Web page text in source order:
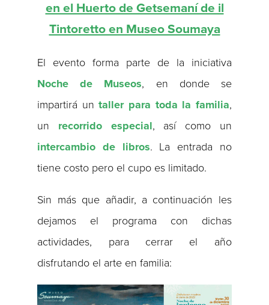
en el Huerto de Getsemaní de il
Tintoretto en Museo Soumaya
El evento forma parte de la iniciativa
Noche de Museos, en donde se
impartirá un taller para toda la familia,
un recorrido especial, así como un
intercambio de libros. La entrada no
tiene costo pero el cupo es limitado.
Sin más que añadir, a continuación les
dejamos el programa con dichas
actividades, para cerrar el año
disfrutando el arte en familia: